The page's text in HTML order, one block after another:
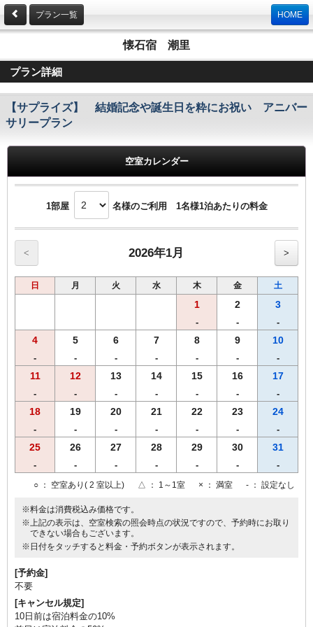
プラン一覧 HOME
懐石宿 潮里
プラン詳細
【サプライズ】 結婚記念や誕生日を粋にお祝い アニバー
サリープラン
空室カレンダー
1部屋 名様のご利用 1名様1泊あたりの料金
< 2026年1月 >
日 月 火 水 木 金 土
1
-
2
-
3
-
4
-
5
-
6
-
7
-
8
-
9
-
10
-
11
-
12
-
13
-
14
-
15
-
16
-
17
-
18
-
19
-
20
-
21
-
22
-
23
-
24
-
25
-
26
-
27
-
28
-
29
-
30
-
31
-
○ ： 空室あり( 2 室以上) △ ： 1～1室 × ： 満室 - ： 設定なし
※料金は消費税込み価格です。
※上記の表示は、空室検索の照会時点の状況ですので、予約時にお取り
できない場合もございます。
※日付をタッチすると料金・予約ボタンが表示されます。
[予約金]
不要
[キャンセル規定]
10日前は宿泊料金の10%